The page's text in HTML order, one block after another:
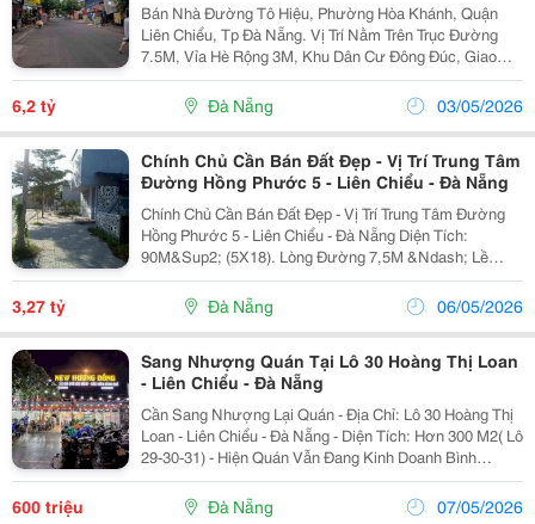
Bán Nhà Đường Tô Hiệu, Phường Hòa Khánh, Quận
Liên Chiểu, Tp Đà Nẵng. Vị Trí Nằm Trên Trục Đường
7.5M, Vỉa Hè Rộng 3M, Khu Dân Cư Đông Đúc, Giao
Thông Thuận Tiện, Kết Nối Nhanh Về Trung Tâm Thành
Phố. Diện Tích Đất 96.6M2, Kích Thước 4.51M X
25.2M,...
6,2 tỷ Đà Nẵng 03/05/2026
Chính Chủ Cần Bán Đất Đẹp - Vị Trí Trung Tâm
Đường Hồng Phước 5 - Liên Chiểu - Đà Nẵng
Chính Chủ Cần Bán Đất Đẹp - Vị Trí Trung Tâm Đường
Hồng Phước 5 - Liên Chiểu - Đà Nẵng Diện Tích:
90M&Sup2; (5X18). Lòng Đường 7,5M &Ndash; Lề
Đường 4M Mỗi Bên. Đất Ở Đô Thị Lâu Dài, Quy Hoạch
Mới Ổn Định. Vị Trí Đẹp Sát Công Viên Cây Xanh, Khu
3,27 tỷ Đà Nẵng 06/05/2026
Sang Nhượng Quán Tại Lô 30 Hoàng Thị Loan
- Liên Chiểu - Đà Nẵng
Cần Sang Nhượng Lại Quán - Địa Chỉ: Lô 30 Hoàng Thị
Loan - Liên Chiểu - Đà Nẵng - Diện Tích: Hơn 300 M2( Lô
29-30-31) - Hiện Quán Vẫn Đang Kinh Doanh Bình
Thường, Đã Có Sẵn Lượng Khách Quen Nên Vào Là Có
Thể Tiếp Tục Vận Hành, Không Cần Xây...
600 triệu Đà Nẵng 07/05/2026